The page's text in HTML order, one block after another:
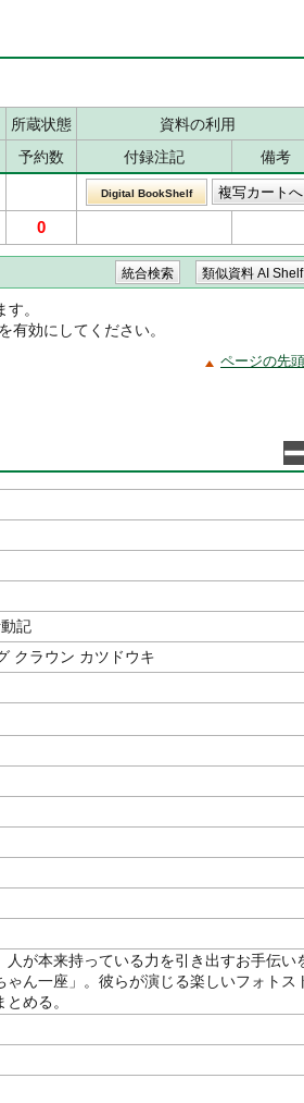
所蔵状態
資料の利用
予約数 付録注記
備考
Digital BookShelf
0
。
有効にしてください。
ページの先
記
クラウン カツドウキ
が本来持っている力を引き出すお手伝い
ゃん一座」。彼らが演じる楽しいフォトス
める。